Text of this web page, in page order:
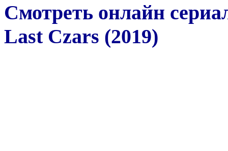
Смотреть онлайн
Last Czars (2019)